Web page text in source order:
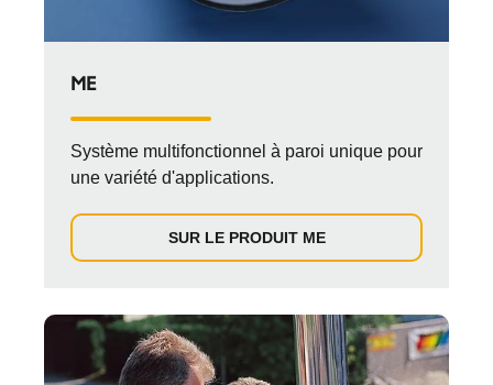
ME
Système multifonctionnel à paroi unique pour
une variété d'applications.
SUR LE PRODUIT ME